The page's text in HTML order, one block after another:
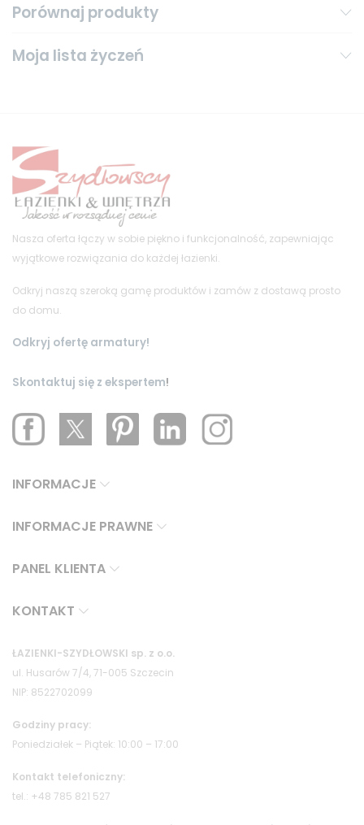
Porównaj produkty
Moja lista życzeń
Nasza oferta łączy w sobie piękno i funkcjonalność, zapewniając
wyjątkowe rozwiązania do każdej łazienki.
Odkryj naszą szeroką gamę produktów i zamów z dostawą prosto
do domu.
Odkryj ofertę armatury!
Skontaktuj się z ekspertem!
INFORMACJE
INFORMACJE PRAWNE
PANEL KLIENTA
KONTAKT
ŁAZIENKI-SZYDŁOWSKI sp. z o.o.
ul. Husarów 7/4, 71-005 Szczecin
NIP: 8522702099
Godziny pracy:
Poniedziałek – Piątek: 10:00 – 17:00
Kontakt telefoniczny:
tel.: +48 785 821 527